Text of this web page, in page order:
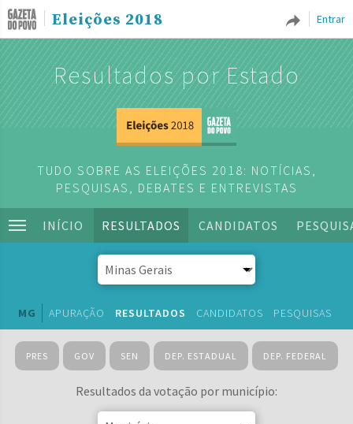
Entrar
Eleições 2018
Resultados por Estado
TUDO SOBRE AS ELEIÇÕES 2018: NOTÍCIAS,
PESQUISAS, DEBATES E ENTREVISTAS
INÍCIO RESULTADOS CANDIDATOS
MG APURAÇÃO RESULTADOS CANDIDATOS PESQUISAS
PRES GOV SEN DEP. ESTADUAL DEP. FEDERAL
Resultados da votação por município: